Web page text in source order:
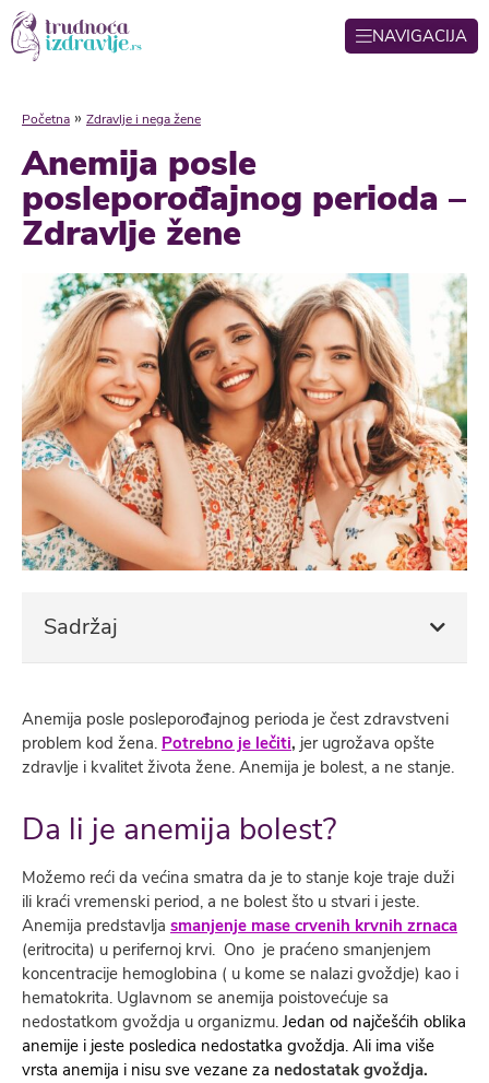
NAVIGACIJA
Početna » Zdravlje i nega žene
Anemija posle
posleporođajnog perioda –
Zdravlje žene
Sadržaj
Anemija posle posleporođajnog perioda je čest zdravstveni
problem kod žena. Potrebno je lečiti, jer ugrožava opšte
zdravlje i kvalitet života žene. Anemija je bolest, a ne stanje.
Da li je anemija bolest?
Možemo reći da većina smatra da je to stanje koje traje duži
ili kraći vremenski period, a ne bolest što u stvari i jeste.
Anemija predstavlja smanjenje mase crvenih krvnih zrnaca
(eritrocita) u perifernoj krvi. Ono je praćeno smanjenjem
koncentracije hemoglobina ( u kome se nalazi gvoždje) kao i
hematokrita. Uglavnom se anemija poistovećuje sa
nedostatkom gvoždja u organizmu. Jedan od najčešćih oblika
anemije i jeste posledica nedostatka gvoždja. Ali ima više
vrsta anemija i nisu sve vezane za nedostatak gvoždja.